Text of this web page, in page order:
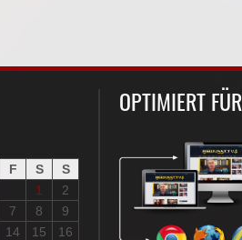
F S
S
1
2
7 8
9
14 15 16
OPTIMIERT FÜR